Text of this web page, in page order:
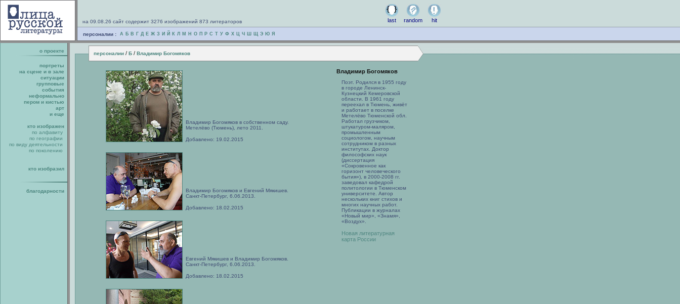
на 09.08.26 сайт содержит 3276 изображений 873 литераторов last random hit
персоналии : А Б В Г Д Е Ж З И Й К Л М Н О П Р С Т У Ф Х Ц Ч Ш Щ Э Ю Я
о проекте персоналии / Б / Владимир Богомяков
портреты
на сцене и в зале
ситуации
групповые
события
неформально
пером и кистью
арт
и еще
кто изображен
по алфавиту
по географии
по виду деятельности
по поколению
кто изобразил
благодарности
Владимир Богомяков в собственном саду.
Метелёво (Тюмень), лето 2011.
Добавлено: 19.02.2015
Владимир Богомяков и Евгений Мякишев.
Санкт-Петербург, 6.06.2013.
Добавлено: 18.02.2015
Евгений Мякишев и Владимир Богомяков.
Санкт-Петербург, 6.06.2013.
Добавлено: 18.02.2015
Владимир Богомяков
Поэт. Родился в 1955 году
в городе Ленинск-
Кузнецкий Кемеровской
области. В 1961 году
переехал в Тюмень, живёт
и работает в поселке
Метелёво Тюменской обл.
Работал грузчиком,
штукатуром-маляром,
промышленным
социологом, научным
сотрудником в разных
институтах. Доктор
философских наук
(диссертация
«Сокровенное как
горизонт человеческого
бытия»), в 2000-2008 гг.
заведовал кафедрой
политологии в Тюменском
университете. Автор
нескольких книг стихов и
многих научных работ.
Публикации в журналах
«Новый мир», «Знамя»,
«Воздух».
Новая литературная
карта России